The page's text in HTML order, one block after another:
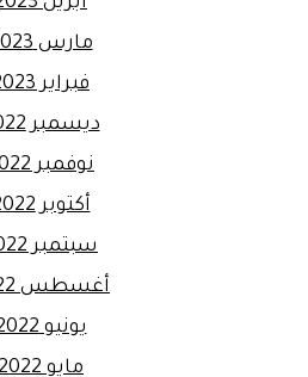
مارس 2023
فبراير 2023
ديسمبر 2022
نوفمبر 2022
أكتوبر 2022
سبتمبر 2022
أغسطس 2022
يونيو 2022
مايو 2022